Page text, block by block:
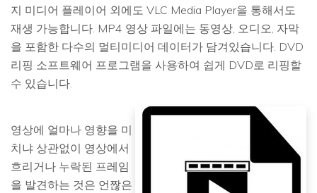
지 미디어 플레이어 외에도 VLC Media Player을 통해서도
재생 가능합니다. MP4 영상 파일에는 동영상, 오디오, 자막
을 포함한 다수의 멀티미디어 데이터가 담겨있습니다. DVD
리핑 소프트웨어 프로그램을 사용하여 쉽게 DVD로 리핑할
수 있습니다.
영상에 얼마나 영향을 미
치냐 상관없이 영상에서
흐리거나 누락된 프레임
을 발견하는 것은 언짢은